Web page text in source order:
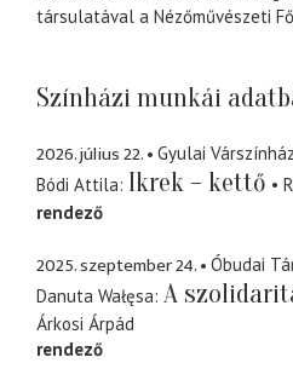
társulatával a Nézőművészeti
Színházi munkái
2026. július 22.
Gyulai Várszínház
Bódi Attila Ikrek – kettő
rendező
2025. szeptember 24.
Óbudai
Danuta Wałęsa A
Árkosi Árpád
rendező